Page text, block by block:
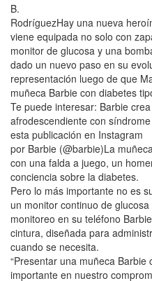
B.
RodríguezHay una nueva
viene equipada no solo con
monitor de glucosa y una
dado un nuevo paso en su
representación luego de que
muñeca Barbie con diabetes
Te puede interesar: Barbie
afrodescendiente con
esta publicación en
por Barbie (@barbie)La
con una falda a juego, un
conciencia sobre la diabetes.
Pero lo más importante no es
un monitor continuo de
monitoreo en su teléfono
cintura, diseñada para
cuando se necesita.
“Presentar una muñeca
importante en nuestro